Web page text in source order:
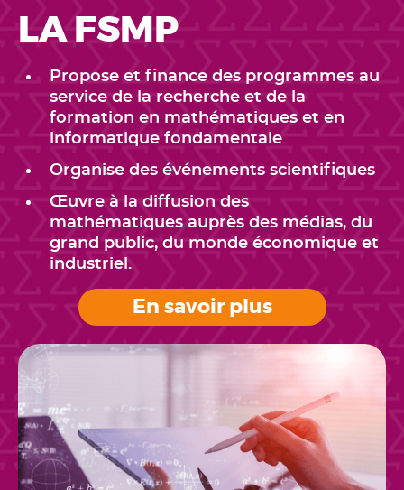
LA FSMP
Propose et finance des programmes au
service de la recherche et de la
formation en mathématiques et en
informatique fondamentale
Organise des événements scientifiques
Œuvre à la diffusion des
mathématiques auprès des médias, du
grand public, du monde économique et
industriel.
En savoir plus